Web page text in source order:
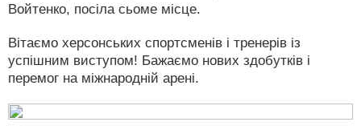
Войтенко, посіла сьоме місце.
Вітаємо херсонських спортсменів і тренерів із
успішним виступом! Бажаємо нових здобутків і
перемог на міжнародній арені.